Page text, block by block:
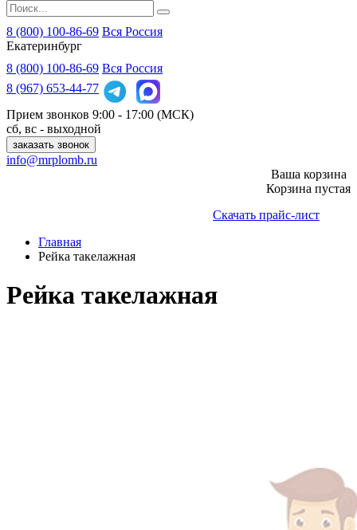
8 (800) 100-86-69 Вся Россия
Екатеринбург
8 (800) 100-86-69 Вся Россия
8 (967) 653-44-77
Прием звонков 9:00 - 17:00 (МСК)
сб, вс - выходной
заказать звонок
info@mrplomb.ru
Ваша корзина
Корзина пустая
Скачать прайс-лист
Главная
Рейка такелажная
Рейка такелажная